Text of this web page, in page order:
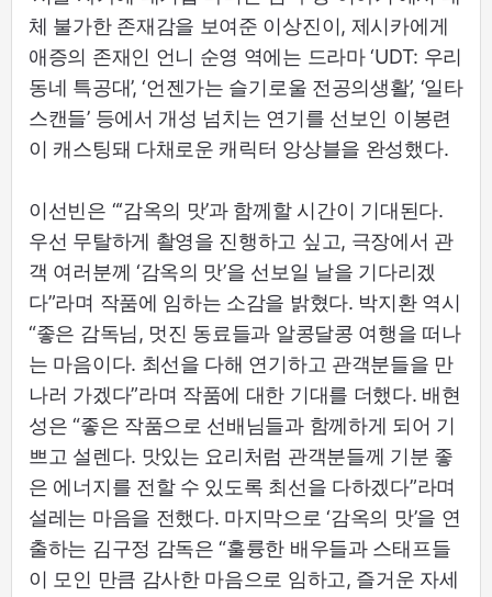
체 불가한 존재감을 보여준 이상진이, 제시카에게
애증의 존재인 언니 순영 역에는 드라마 ‘UDT: 우리
동네 특공대’, ‘언젠가는 슬기로울 전공의생활’, ‘일타
스캔들’ 등에서 개성 넘치는 연기를 선보인 이봉련
이 캐스팅돼 다채로운 캐릭터 앙상블을 완성했다.
이선빈은 “‘감옥의 맛’과 함께할 시간이 기대된다.
우선 무탈하게 촬영을 진행하고 싶고, 극장에서 관
객 여러분께 ‘감옥의 맛’을 선보일 날을 기다리겠
다”라며 작품에 임하는 소감을 밝혔다. 박지환 역시
“좋은 감독님, 멋진 동료들과 알콩달콩 여행을 떠나
는 마음이다. 최선을 다해 연기하고 관객분들을 만
나러 가겠다”라며 작품에 대한 기대를 더했다. 배현
성은 “좋은 작품으로 선배님들과 함께하게 되어 기
쁘고 설렌다. 맛있는 요리처럼 관객분들께 기분 좋
은 에너지를 전할 수 있도록 최선을 다하겠다”라며
설레는 마음을 전했다. 마지막으로 ‘감옥의 맛’을 연
출하는 김구정 감독은 “훌륭한 배우들과 스태프들
이 모인 만큼 감사한 마음으로 임하고, 즐거운 자세